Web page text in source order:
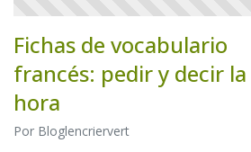
Fichas de vocabulario
francés: pedir y decir la
hora
Por Bloglencriervert